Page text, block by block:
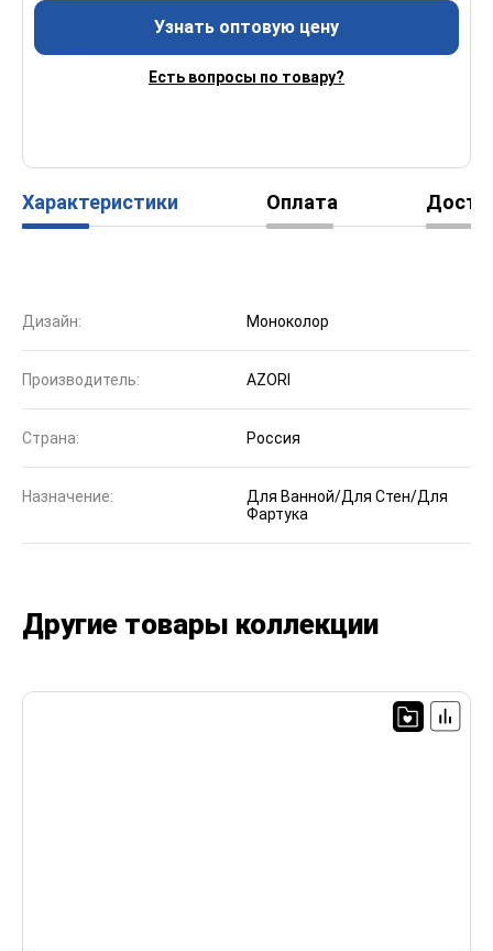
Узнать оптовую цену
Есть вопросы по товару?
Характеристики Оплата
Дизайн: Моноколор
Производитель: AZORI
Страна: Россия
Назначение:
Для Ванной/Для Стен/Для
Фартука
Другие товары коллекции